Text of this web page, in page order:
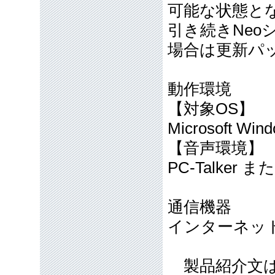
可能な状態と
引き続きNeo
場合は更新パ
動作環境
【対象OS】
Microsoft
【音声環境】
PC-Talker ま
通信機器
インターネッ
製品紹介文